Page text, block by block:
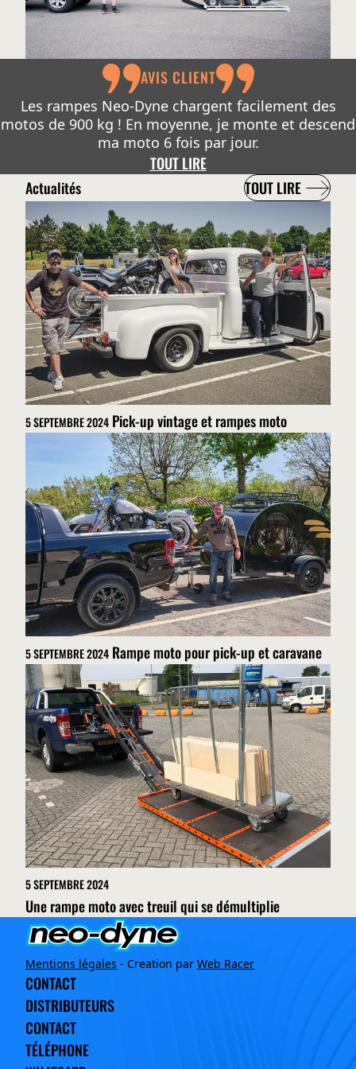
AVIS CLIENT
Les rampes Neo-Dyne chargent facilement des
motos de 900 kg ! En moyenne, je monte et descend
ma moto 6 fois par jour.
TOUT LIRE
Actualités
TOUT LIRE
5 SEPTEMBRE 2024 Pick-up vintage et rampes moto
5 SEPTEMBRE 2024 Rampe moto pour pick-up et caravane
5 SEPTEMBRE 2024
Une rampe moto avec treuil qui se démultiplie
Mentions légales - Creation par Web Racer
CONTACT
DISTRIBUTEURS
CONTACT
TÉLÉPHONE